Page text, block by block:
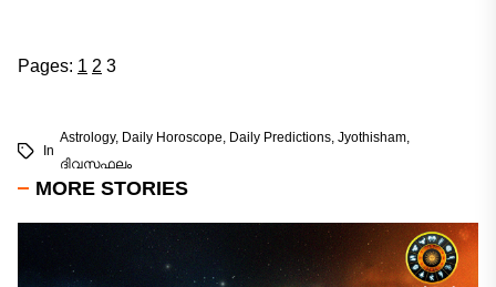
Pages: 1 2 3
In
Astrology, Daily Horoscope, Daily Predictions, Jyothisham,
ദിവസഫലം
MORE STORIES